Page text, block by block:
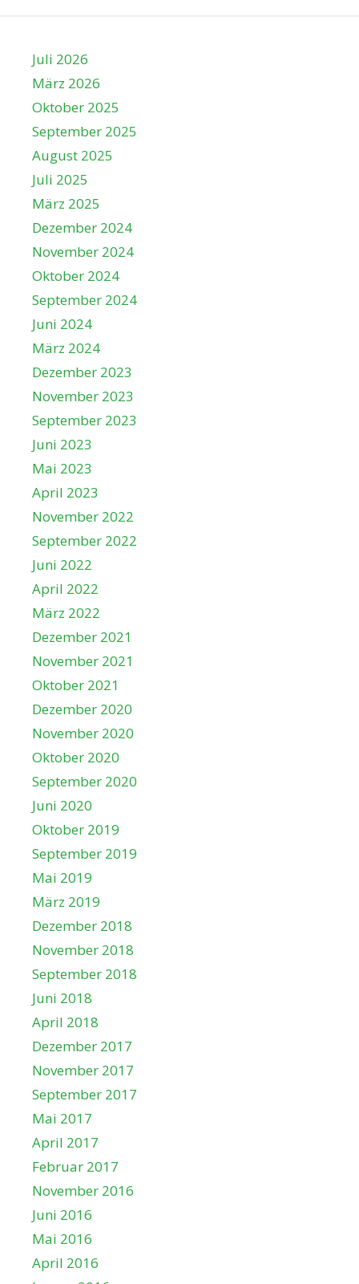
Juli 2026
März 2026
Oktober 2025
September 2025
August 2025
Juli 2025
März 2025
Dezember 2024
November 2024
Oktober 2024
September 2024
Juni 2024
März 2024
Dezember 2023
November 2023
September 2023
Juni 2023
Mai 2023
April 2023
November 2022
September 2022
Juni 2022
April 2022
März 2022
Dezember 2021
November 2021
Oktober 2021
Dezember 2020
November 2020
Oktober 2020
September 2020
Juni 2020
Oktober 2019
September 2019
Mai 2019
März 2019
Dezember 2018
November 2018
September 2018
Juni 2018
April 2018
Dezember 2017
November 2017
September 2017
Mai 2017
April 2017
Februar 2017
November 2016
Juni 2016
Mai 2016
April 2016